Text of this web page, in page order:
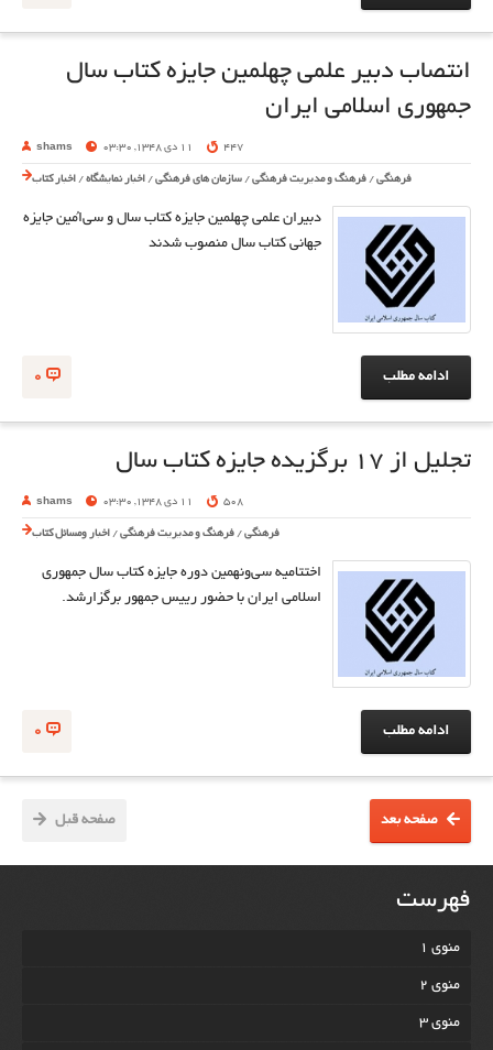
انتصاب دبیر علمی چهلمین جایزه کتاب سال
جمهوری اسلامی ایران
shams 11 دی 1348, 03:30 447
فرهنگی / فرهنگ و مدیریت فرهنگی / سازمان های فرهنگی / اخبار نمایشگاه / اخبار کتاب
دبیران علمی چهلمین جایزه کتاب سال و سی‌‌اُمین جایزه
جهانی کتاب سال منصوب شدند
0 ادامه مطلب
تجلیل از 17 برگزیده جایزه کتاب سال
shams 11 دی 1348, 03:30 508
فرهنگی / فرهنگ و مدیریت فرهنگی / اخبار ومسائل کتاب
اختتامیه سی‌ونهمین دوره جایزه کتاب سال جمهوری
اسلامی ایران با حضور رییس جمهور برگزارشد.
0 ادامه مطلب
صفحه قبل صفحه بعد
فهرست
منوی 1
منوی 2
منوی 3